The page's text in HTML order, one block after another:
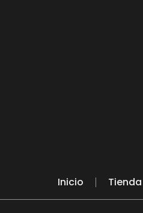
Inicio Tienda